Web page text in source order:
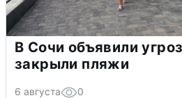
В Сочи объявили
закрыли пляжи
6 августа 0